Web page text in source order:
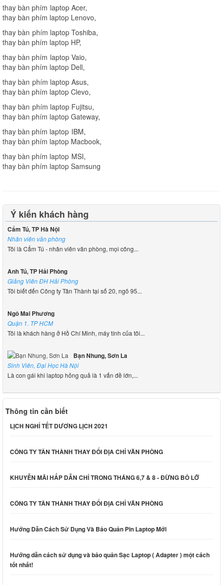
thay bàn phím laptop Acer,
thay bàn phím laptop Lenovo,
thay bàn phím laptop Toshiba,
thay bàn phím laptop HP,
thay bàn phím laptop Vaio,
thay bàn phím laptop Dell,
thay bàn phím laptop Asus,
thay bàn phím laptop Clevo,
thay bàn phím laptop Fujitsu,
thay bàn phím laptop Gateway,
thay bàn phím laptop IBM,
thay bàn phím laptop Macbook,
thay bàn phím laptop MSI,
thay bàn phím laptop Samsung
Ý kiến khách hàng
Cẩm Tú, TP Hà Nội
Nhân viên văn phòng
Tôi là Cẩm Tú - nhân viên văn phòng, mọi công...
Anh Tú, TP Hải Phòng
Giảng Viên ĐH Hải Phòng
Tôi biết đến Công ty Tân Thành tại số 20, ngõ 95...
Ngô Mai Phương
Quận 1. TP HCM
Tôi là khách hàng ở Hồ Chí Minh, máy tính của tôi...
Bạn Nhung, Sơn La
Sinh Viên, Đại Học Hà Nội
Là con gái khi laptop hỏng quả là 1 vấn đề lớn,...
Thông tin cần biết
LỊCH NGHỈ TẾT DƯƠNG LỊCH 2021
CÔNG TY TÂN THÀNH THAY ĐỔI ĐỊA CHỈ VĂN PHÒNG
KHUYỄN MÃI HẤP DẪN CHỈ TRONG THÁNG 6,7 & 8 - ĐỪNG BỎ LỠ
CÔNG TY TÂN THÀNH THAY ĐỔI ĐỊA CHỈ VĂN PHÒNG
Hướng Dẫn Cách Sử Dụng Và Bảo Quản Pin Laptop Mới
Hướng dẫn cách sử dụng và bảo quản Sạc Laptop ( Adapter ) một cách
tốt nhất!